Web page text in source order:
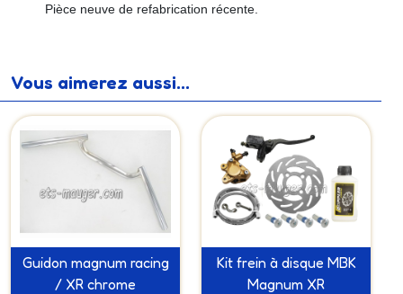
Pièce neuve de refabrication récente.
Vous aimerez aussi...
Guidon magnum racing
/ XR chrome
Kit frein à disque MBK
Magnum XR